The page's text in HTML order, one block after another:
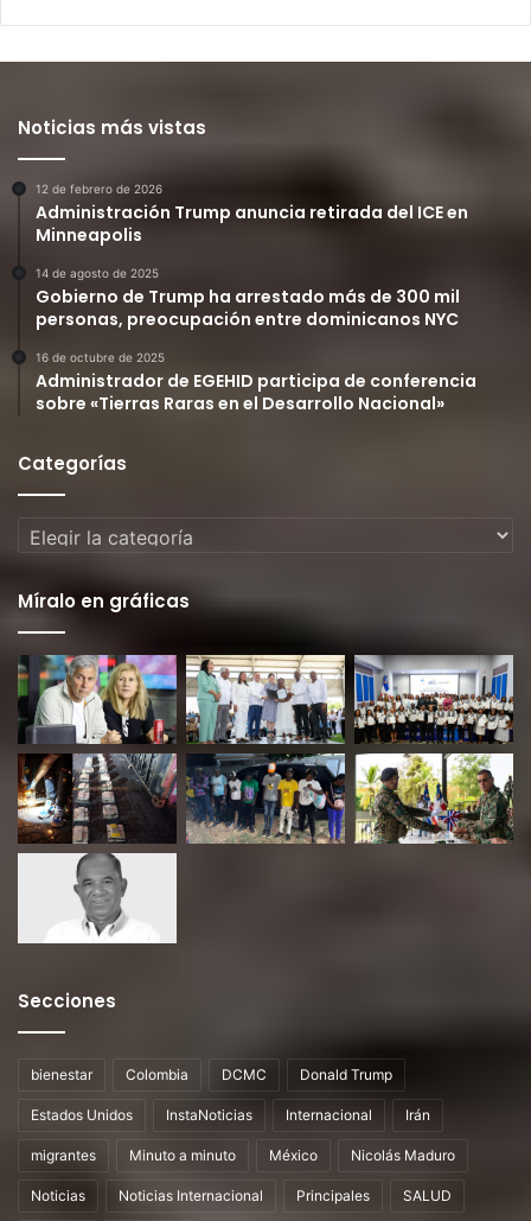
Noticias más vistas
12 de febrero de 2026
Administración Trump anuncia retirada del ICE en
Minneapolis
14 de agosto de 2025
Gobierno de Trump ha arrestado más de 300 mil
personas, preocupación entre dominicanos NYC
16 de octubre de 2025
Administrador de EGEHID participa de conferencia
sobre «Tierras Raras en el Desarrollo Nacional»
Categorías
Categorías
Míralo en gráficas
Secciones
bienestar Colombia DCMC Donald Trump
Estados Unidos InstaNoticias Internacional Irán
migrantes Minuto a minuto México Nicolás Maduro
Noticias Noticias Internacional Principales SALUD